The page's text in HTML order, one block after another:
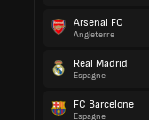
Arsenal FC
Angleterre
Real Madrid
Espagne
FC Barcelone
Espagne